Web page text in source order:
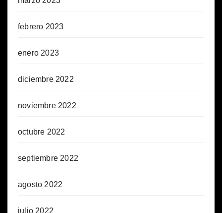
febrero 2023
enero 2023
diciembre 2022
noviembre 2022
octubre 2022
septiembre 2022
agosto 2022
julio 2022